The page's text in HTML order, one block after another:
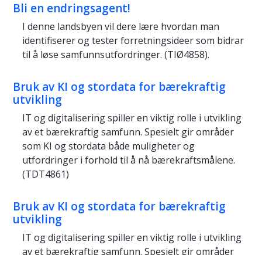
Bli en endringsagent!
I denne landsbyen vil dere lære hvordan man
identifiserer og tester forretningsideer som bidrar
til å løse samfunnsutfordringer. (TIØ4858).
Bruk av KI og stordata for bærekraftig
utvikling
IT og digitalisering spiller en viktig rolle i utvikling
av et bærekraftig samfunn. Spesielt gir områder
som KI og stordata både muligheter og
utfordringer i forhold til å nå bærekraftsmålene.
(TDT4861)
Bruk av KI og stordata for bærekraftig
utvikling
IT og digitalisering spiller en viktig rolle i utvikling
av et bærekraftig samfunn. Spesielt gir områder